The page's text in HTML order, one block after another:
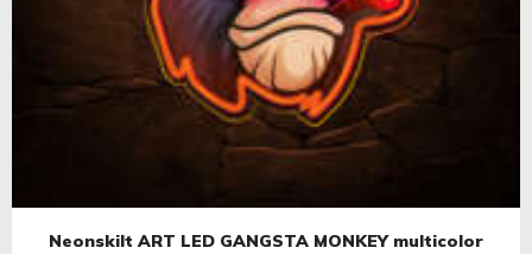
Neonskilt ART LED GANGSTA MONKEY multicolor